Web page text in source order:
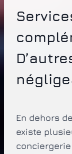
En dehors
existe